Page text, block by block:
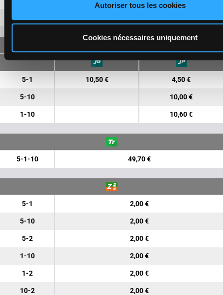
Autoriser tous les cookies
Cookies nécessaires uniquement
5-1 10,50 € 4,50 €
5-10 10,00 €
1-10 10,60 €
5-1-10 49,70 €
5-1 2,00 €
5-10 2,00 €
5-2 2,00 €
1-10 2,00 €
1-2 2,00 €
10-2 2,00 €